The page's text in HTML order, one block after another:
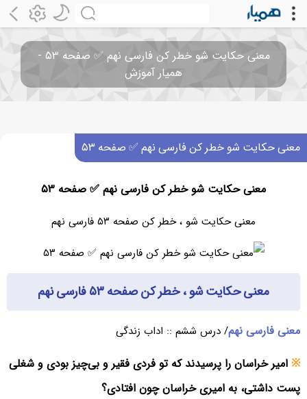
معنی حکایت شو خطر کن فارسی نهم ✅ صفحه ۵۳ -
همیار آموزش
معنی حکایت شو خطر کن فارسی نهم ✅ صفحه ۵۳
معنی حکایت شو خطر کن فارسی نهم ✅ صفحه ۵۳
معنی حکایت شو ، خطر کن صفحه ۵۳ فارسی نهم
معنی حکایت شو ، خطر کن صفحه ۵۳ فارسی نهم
معنی فارسی نهم/ درس ششم :: اداب زندگی
※ امیر خراسان را پرسیدند که تو فردی فقیر و بی‌چیز بودی و شغلی
پست داشتی، به امیری خراسان چون افتادی؟